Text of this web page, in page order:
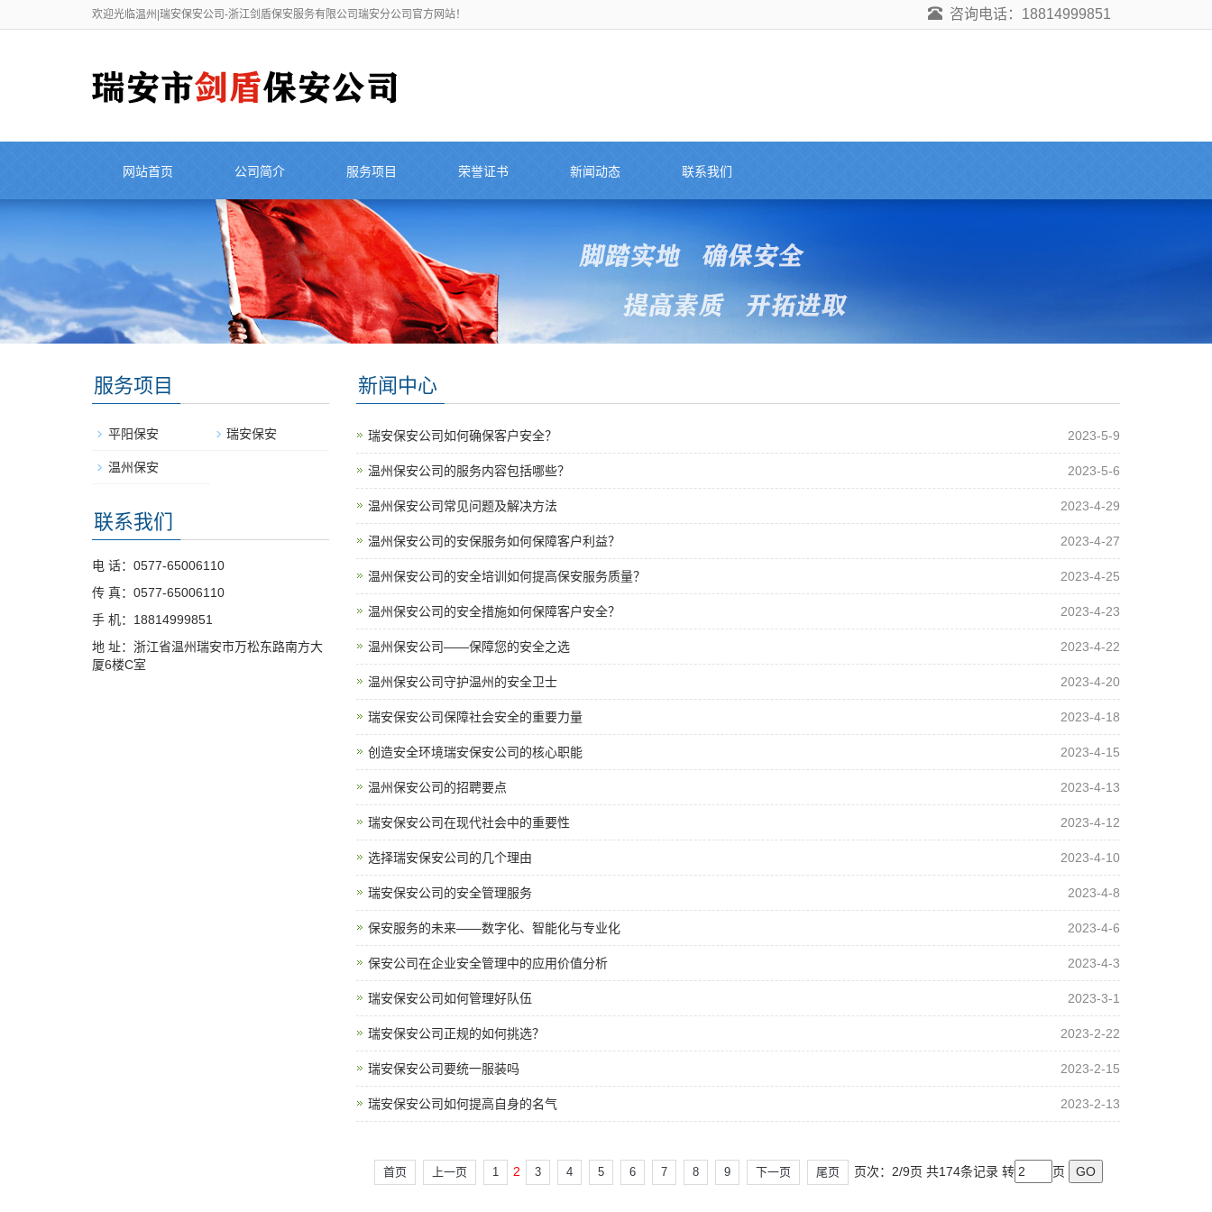
欢迎光临温州|瑞安保安公司-浙江剑盾保安服务有限公司瑞安分公司官方网站！ 咨询电话：18814999851
网站首页 公司简介 服务项目 荣誉证书 新闻动态 联系我们
新闻中心
瑞安保安公司如何确保客户安全？ 2023-5-9
温州保安公司的服务内容包括哪些？ 2023-5-6
温州保安公司常见问题及解决方法 2023-4-29
温州保安公司的安保服务如何保障客户利益？ 2023-4-27
温州保安公司的安全培训如何提高保安服务质量？ 2023-4-25
温州保安公司的安全措施如何保障客户安全？ 2023-4-23
温州保安公司——保障您的安全之选 2023-4-22
温州保安公司守护温州的安全卫士 2023-4-20
瑞安保安公司保障社会安全的重要力量 2023-4-18
创造安全环境瑞安保安公司的核心职能 2023-4-15
温州保安公司的招聘要点 2023-4-13
瑞安保安公司在现代社会中的重要性 2023-4-12
选择瑞安保安公司的几个理由 2023-4-10
瑞安保安公司的安全管理服务 2023-4-8
保安服务的未来——数字化、智能化与专业化 2023-4-6
保安公司在企业安全管理中的应用价值分析 2023-4-3
瑞安保安公司如何管理好队伍 2023-3-1
瑞安保安公司正规的如何挑选？ 2023-2-22
瑞安保安公司要统一服装吗 2023-2-15
瑞安保安公司如何提高自身的名气 2023-2-13
首页 上一页 1 2 3 4 5 6 7 8 9 下一页 尾页 页次：2/9页 共174条记录 转 页
服务项目
平阳保安 瑞安保安
温州保安
联系我们
电 话：0577-65006110
传 真：0577-65006110
手 机：18814999851
地 址：浙江省温州瑞安市万松东路南方大
厦6楼C室